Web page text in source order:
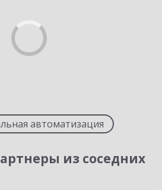
автоматизация
из соседних